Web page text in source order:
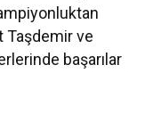
Taşdemir ve
başarılar